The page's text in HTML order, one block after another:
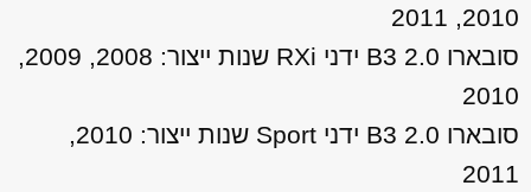
2010, 2011
סובארו B3 2.0 ידני RXi שנות ייצור: 2008, 2009,
2010
סובארו B3 2.0 ידני Sport שנות ייצור: 2010,
2011